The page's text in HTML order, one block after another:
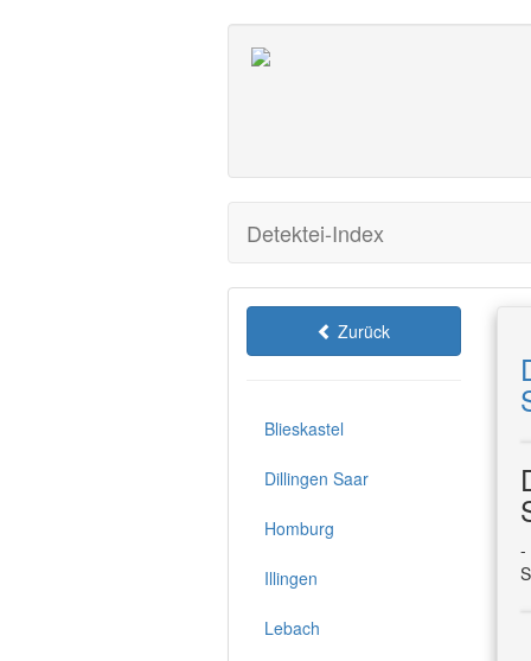
Detektei-Index
Zurück
Blieskastel
Dillingen Saar
Homburg
Illingen
Lebach
-